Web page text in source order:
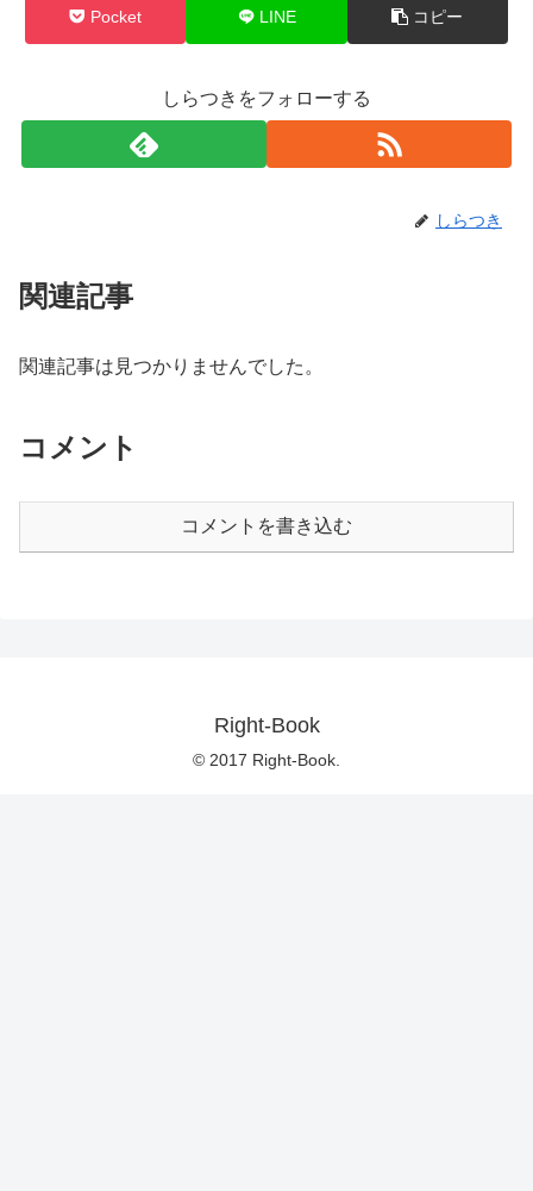
Pocket LINE コピー
しらつきをフォローする
しらつき
関連記事
関連記事は見つかりませんでした。
コメント
コメントを書き込む
Right-Book
© 2017 Right-Book.